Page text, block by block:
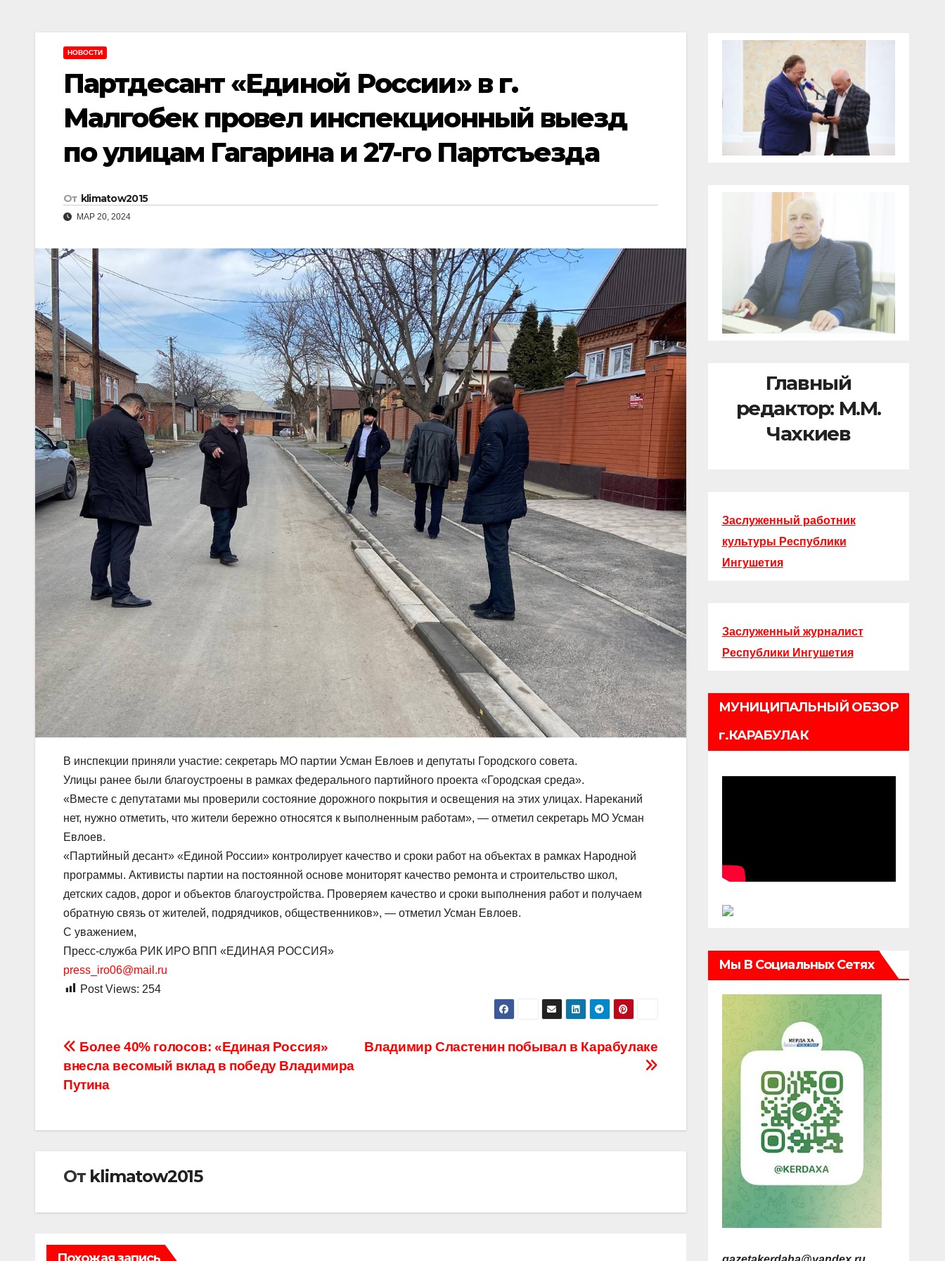
НОВОСТИ
Партдесант «Единой России» в г.
Малгобек провел инспекционный выезд
по улицам Гагарина и 27-го Партсъезда
От klimatow2015
МАР 20, 2024
В инспекции приняли участие: секретарь МО партии Усман Евлоев и депутаты Городского совета.
Улицы ранее были благоустроены в рамках федерального партийного проекта «Городская среда».
«Вместе с депутатами мы проверили состояние дорожного покрытия и освещения на этих улицах. Нареканий
нет, нужно отметить, что жители бережно относятся к выполненным работам», — отметил секретарь МО Усман
Евлоев.
«Партийный десант» «Единой России» контролирует качество и сроки работ на объектах в рамках Народной
программы. Активисты партии на постоянной основе мониторят качество ремонта и строительство школ,
детских садов, дорог и объектов благоустройства. Проверяем качество и сроки выполнения работ и получаем
обратную связь от жителей, подрядчиков, общественников», — отметил Усман Евлоев.
С уважением,
Пресс-служба РИК ИРО ВПП «ЕДИНАЯ РОССИЯ»
press_iro06@mail.ru
Post Views: 254
Навигация
по
Владимир Сластенин побывал в Карабулаке
Более 40% голосов: «Единая Россия»
внесла весомый вклад в победу Владимира
Путина
От klimatow2015
Похожая запись
Главный
редактор: М.М.
Чахкиев
Заслуженный работник
культуры Республики
Ингушетия
Заслуженный журналист
Республики Ингушетия
МУНИЦИПАЛЬНЫЙ ОБЗОР
г.КАРАБУЛАК
Мы В Социальных Сетях